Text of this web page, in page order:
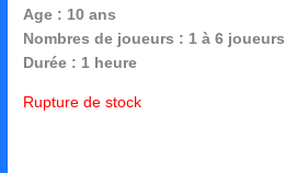
Age : 10 ans
Nombres de joueurs : 1 à 6 joueurs
Durée : 1 heure
Rupture de stock